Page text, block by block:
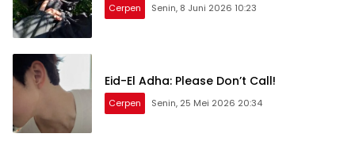
Cerpen Senin, 8 Juni 2026 10:23
Eid-El Adha: Please Don’t Call!
Cerpen Senin, 25 Mei 2026 20:34